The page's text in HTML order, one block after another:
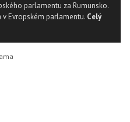
parlamentu za Rumunsko.
Evropském parlamentu. Celý